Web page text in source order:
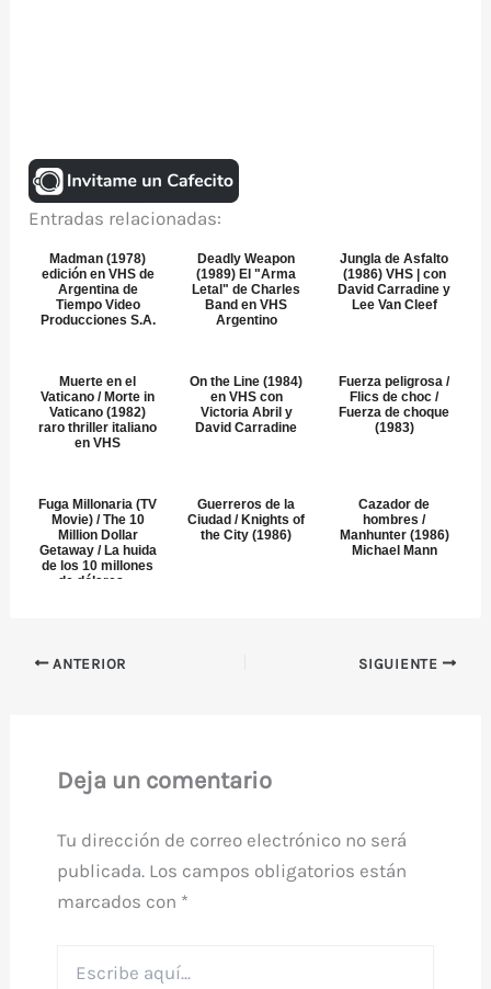
Entradas relacionadas:
Madman (1978)
edición en VHS de
Argentina de
Tiempo Video
Producciones S.A.
Deadly Weapon
(1989) El "Arma
Letal" de Charles
Band en VHS
Argentino
Jungla de Asfalto
(1986) VHS | con
David Carradine y
Lee Van Cleef
Muerte en el
Vaticano / Morte in
Vaticano (1982)
raro thriller italiano
en VHS
On the Line (1984)
en VHS con
Victoria Abril y
David Carradine
Fuerza peligrosa /
Flics de choc /
Fuerza de choque
(1983)
Fuga Millonaria (TV
Movie) / The 10
Million Dollar
Getaway / La huida
de los 10 millones
de dólares ...
Guerreros de la
Ciudad / Knights of
the City (1986)
Cazador de
hombres /
Manhunter (1986)
Michael Mann
ANTERIOR SIGUIENTE
Deja un comentario
Tu dirección de correo electrónico no será
publicada. Los campos obligatorios están
marcados con *
aquí...